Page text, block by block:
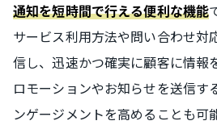
通知を短時間で行える便利な機能
サービス利用方法や問い合わせ対
信し、迅速かつ確実に顧客に情報
ロモーションやお知らせを送信す
ンゲージメントを高めることも可